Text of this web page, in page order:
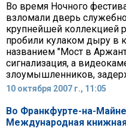
Во время Ночного
взломали дверь
крупнейшей коллекцией
пробили кулаком дыру в
названием "Мост в
сигнализация, а
злоумышленников,
10 октября 2007 г., 11:05
Во Франкфурте-на-
Международная